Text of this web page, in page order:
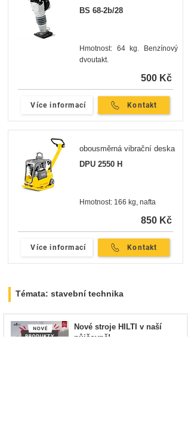
BS 68-2b/28
Hmotnost: 64 kg. Benzínový
dvoutakt.
500 Kč
Více informací Kontakt
obousměrná vibrační deska
DPU 2550 H
Hmotnost: 166 kg, nafta
850 Kč
Více informací Kontakt
Témata: stavební technika
Nové stroje HILTI v naší
půjčovně!